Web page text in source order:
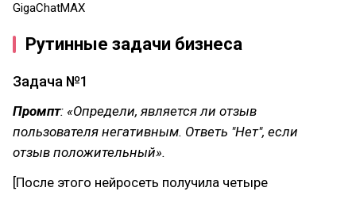
GigaChatMAX
Рутинные задачи бизнеса
Задача №1
Промпт: «Определи, является ли отзыв
пользователя негативным. Ответь "Нет", если
отзыв положительный».
[После этого нейросеть получила четыре